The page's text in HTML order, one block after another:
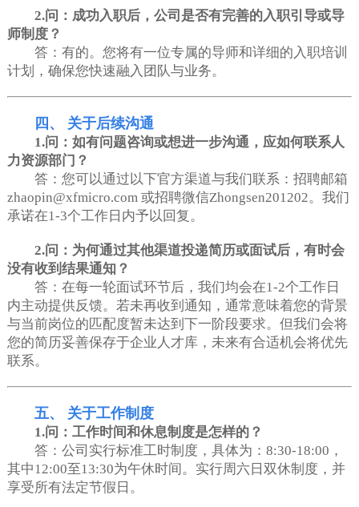
2.问：成功入职后，公司是否有完善的入职引导或导
师制度？
答：有的。您将有一位专属的导师和详细的入职培训
计划，确保您快速融入团队与业务。
四、 关于后续沟通
1.问：如有问题咨询或想进一步沟通，应如何联系人
力资源部门？
答：您可以通过以下官方渠道与我们联系：招聘邮箱
zhaopin@xfmicro.com 或招聘微信Zhongsen201202。我们
承诺在1-3个工作日内予以回复。
2.问：为何通过其他渠道投递简历或面试后，有时会
没有收到结果通知？
答：在每一轮面试环节后，我们均会在1-2个工作日
内主动提供反馈。若未再收到通知，通常意味着您的背景
与当前岗位的匹配度暂未达到下一阶段要求。但我们会将
您的简历妥善保存于企业人才库，未来有合适机会将优先
联系。
五、 关于工作制度
1.问：工作时间和休息制度是怎样的？
答：公司实行标准工时制度，具体为：8:30-18:00，
其中12:00至13:30为午休时间。实行周六日双休制度，并
享受所有法定节假日。